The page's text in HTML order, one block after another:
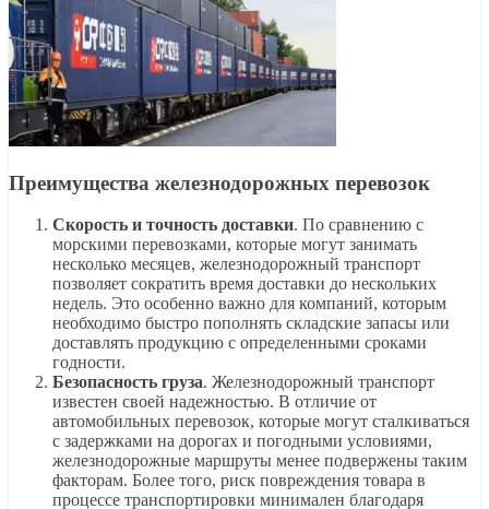
Преимущества железнодорожных перевозок
Скорость и точность доставки. По сравнению с
морскими перевозками, которые могут занимать
несколько месяцев, железнодорожный транспорт
позволяет сократить время доставки до нескольких
недель. Это особенно важно для компаний, которым
необходимо быстро пополнять складские запасы или
доставлять продукцию с определенными сроками
годности.
Безопасность груза. Железнодорожный транспорт
известен своей надежностью. В отличие от
автомобильных перевозок, которые могут сталкиваться
с задержками на дорогах и погодными условиями,
железнодорожные маршруты менее подвержены таким
факторам. Более того, риск повреждения товара в
процессе транспортировки минимален благодаря